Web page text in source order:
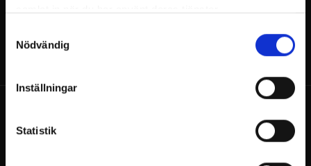
Nödvändig
Inställningar
Statistik